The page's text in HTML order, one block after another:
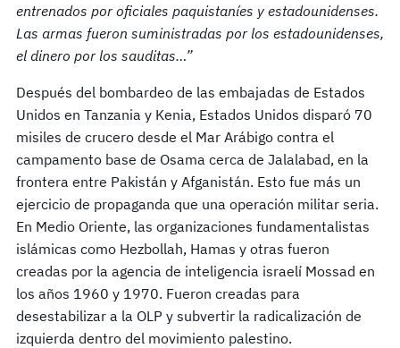
entrenados por oficiales paquistaníes y estadounidenses.
Las armas fueron suministradas por los estadounidenses,
el dinero por los sauditas…”
Después del bombardeo de las embajadas de Estados
Unidos en Tanzania y Kenia, Estados Unidos disparó 70
misiles de crucero desde el Mar Arábigo contra el
campamento base de Osama cerca de Jalalabad, en la
frontera entre Pakistán y Afganistán. Esto fue más un
ejercicio de propaganda que una operación militar seria.
En Medio Oriente, las organizaciones fundamentalistas
islámicas como Hezbollah, Hamas y otras fueron
creadas por la agencia de inteligencia israelí Mossad en
los años 1960 y 1970. Fueron creadas para
desestabilizar a la OLP y subvertir la radicalización de
izquierda dentro del movimiento palestino.